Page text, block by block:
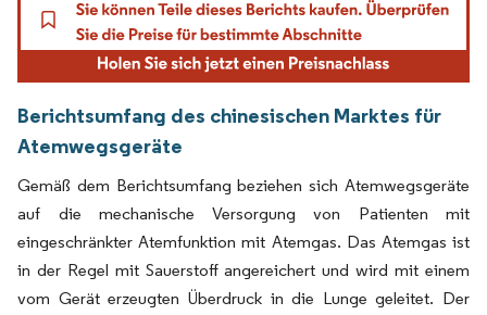
Berichtsumfang des chinesischen Marktes für
Atemwegsgeräte
Gemäß dem Berichtsumfang beziehen sich Atemwegsgeräte
auf die mechanische Versorgung von Patienten mit
eingeschränkter Atemfunktion mit Atemgas. Das Atemgas ist
in der Regel mit Sauerstoff angereichert und wird mit einem
vom Gerät erzeugten Überdruck in die Lunge geleitet. Der